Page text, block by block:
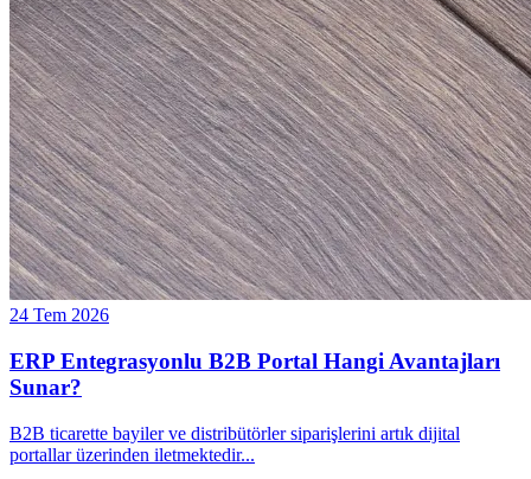
24 Tem 2026
ERP Entegrasyonlu B2B Portal Hangi Avantajları
Sunar?
B2B ticarette bayiler ve distribütörler siparişlerini artık dijital
portallar üzerinden iletmektedir...